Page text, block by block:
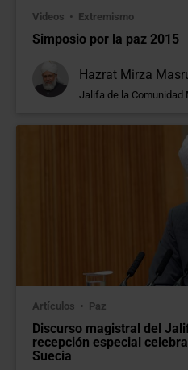
Videos Extremismo
Simposio por la paz 2015
Hazrat Mirza
Jalifa de la Comunidad
Artículos Paz
Discurso magistral del
recepción especial
Suecia